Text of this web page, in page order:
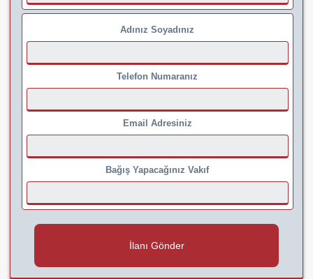
Adınız Soyadınız
Telefon Numaranız
Email Adresiniz
Bağış Yapacağınız Vakıf
İlanı Gönder